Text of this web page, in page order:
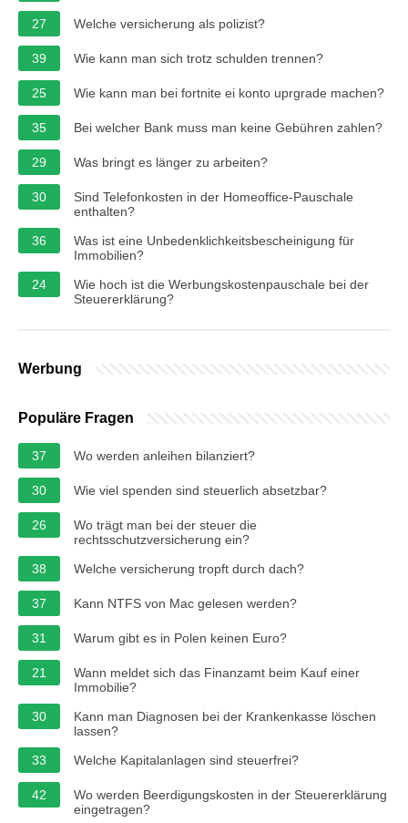
27 Welche versicherung als polizist?
39 Wie kann man sich trotz schulden trennen?
25 Wie kann man bei fortnite ei konto uprgrade machen?
35 Bei welcher Bank muss man keine Gebühren zahlen?
29 Was bringt es länger zu arbeiten?
30
Sind Telefonkosten in der Homeoffice-Pauschale
enthalten?
36
Was ist eine Unbedenklichkeitsbescheinigung für
Immobilien?
24
Wie hoch ist die Werbungskostenpauschale bei der
Steuererklärung?
Werbung
Populäre Fragen
37 Wo werden anleihen bilanziert?
30 Wie viel spenden sind steuerlich absetzbar?
26
Wo trägt man bei der steuer die
rechtsschutzversicherung ein?
38
Welche versicherung tropft durch dach?
37 Kann NTFS von Mac gelesen werden?
31 Warum gibt es in Polen keinen Euro?
21
Wann meldet sich das Finanzamt beim Kauf einer
Immobilie?
30
Kann man Diagnosen bei der Krankenkasse löschen
lassen?
33
Welche Kapitalanlagen sind steuerfrei?
42
Wo werden Beerdigungskosten in der Steuererklärung
eingetragen?